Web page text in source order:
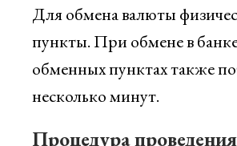
Для обмена валюты
пункты. При обмене в
обменных пунктах также
несколько минут.
Процедура